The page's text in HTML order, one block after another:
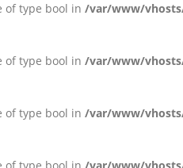
of type bool in /var/www/
of type bool in /var/www/
of type bool in /var/www/